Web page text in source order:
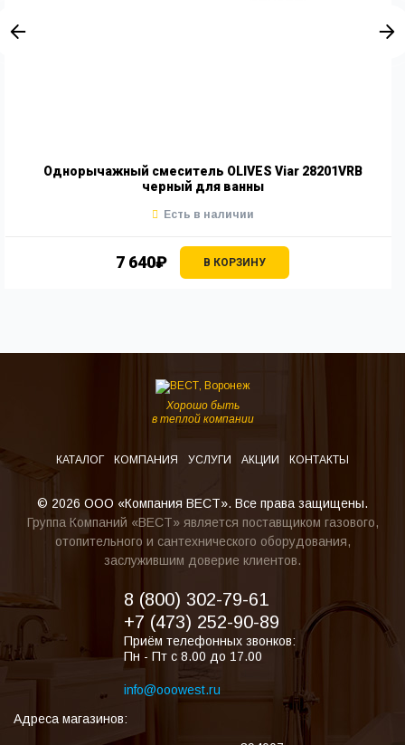
Однорычажный смеситель OLIVES Viar 28201VRB
черный для ванны
7 640₽ В КОРЗИНУ
Есть в наличии
Хорошо быть
в теплой компании
КАТАЛОГ КОМПАНИЯ УСЛУГИ АКЦИИ КОНТАКТЫ
© 2026 ООО «Компания ВЕСТ». Все права защищены.
Группа Компаний «ВЕСТ» является поставщиком газового,
отопительного и сантехнического оборудования,
заслужившим доверие клиентов.
8 (800) 302-79-61
+7 (473) 252-90-89
Приём телефонных звонков:
Пн - Пт с 8.00 до 17.00
info@ooowest.ru
Адреса магазинов: